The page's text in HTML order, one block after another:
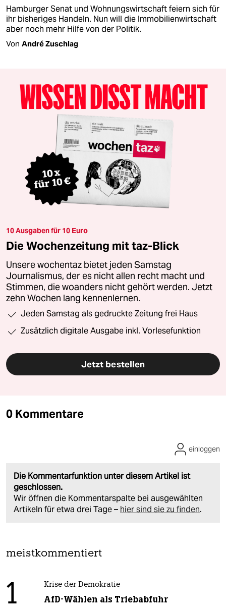
Hamburger Senat und Wohnungswirtschaft feiern sich für
ihr bisheriges Handeln. Nun will die Immobilienwirtschaft
aber noch mehr Hilfe von der Politik.
Von André Zuschlag
10 Ausgaben für 10 Euro
Die Wochenzeitung mit taz-Blick
Unsere wochentaz bietet jeden Samstag
Journalismus, der es nicht allen recht macht und
Stimmen, die woanders nicht gehört werden. Jetzt
zehn Wochen lang kennenlernen.
Jeden Samstag als gedruckte Zeitung frei Haus
Zusätzlich digitale Ausgabe inkl. Vorlesefunktion
Jetzt bestellen
0 Kommentare
Die Kommentarfunktion unter diesem Artikel ist
geschlossen.
Wir öffnen die Kommentarspalte bei ausgewählten
Artikeln für etwa drei Tage – hier sind sie zu finden.
einloggen
meistkommentiert
1 Krise der Demokratie
AfD-Wählen als Triebabfuhr